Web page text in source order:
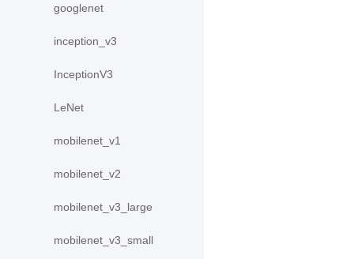
googlenet
inception_v3
InceptionV3
LeNet
mobilenet_v1
mobilenet_v2
mobilenet_v3_large
mobilenet_v3_small